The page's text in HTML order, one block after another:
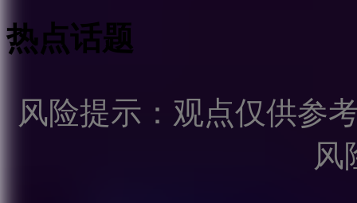
热点话题
风险提示：观点仅供参
风